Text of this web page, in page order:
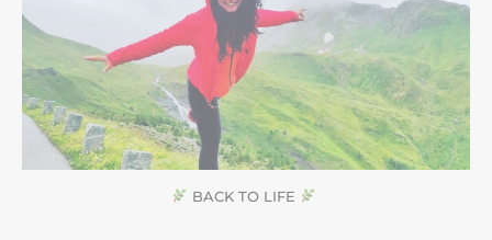
BACK TO LIFE